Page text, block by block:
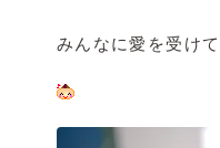
みんなに愛を受け